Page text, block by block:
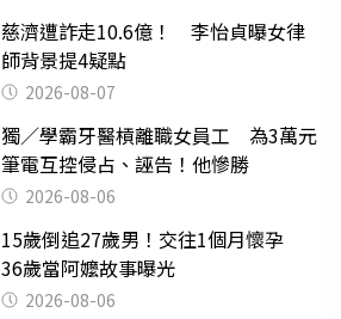
慈濟遭詐走10.6億！ 李怡貞曝女律
師背景提4疑點
2026-08-07
獨／學霸牙醫槓離職女員工 為3萬元
筆電互控侵占、誣告！他慘勝
2026-08-06
15歲倒追27歲男！交往1個月懷孕
36歲當阿嬤故事曝光
2026-08-06